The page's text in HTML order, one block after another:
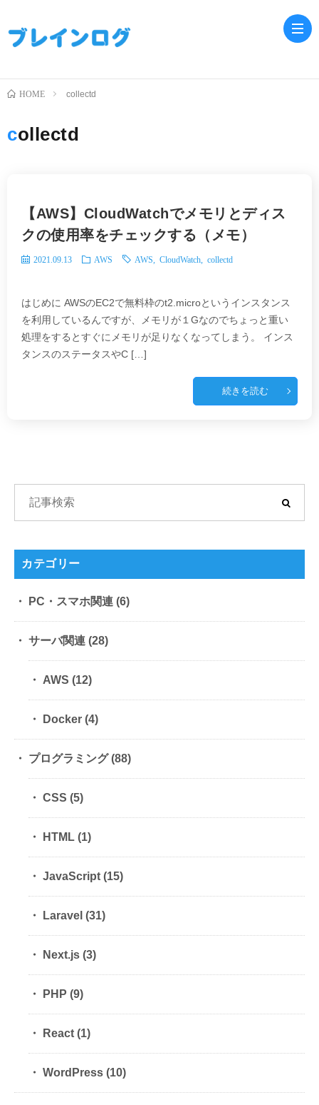
HOME collectd
collectd
【AWS】CloudWatchでメモリとディス
クの使用率をチェックする（メモ）
2021.09.13 AWS AWS CloudWatch collectd
はじめに AWSのEC2で無料枠のt2.microというインスタンス
を利用しているんですが、メモリが１Gなのでちょっと重い
処理をするとすぐにメモリが足りなくなってしまう。 インス
タンスのステータスやC […]
続きを読む
カテゴリー
PC・スマホ関連 (6)
サーバ関連 (28)
AWS (12)
Docker (4)
プログラミング(88)
CSS (5)
HTML (1)
JavaScript (15)
Laravel (31)
Next.js (3)
PHP (9)
React (1)
WordPress (10)